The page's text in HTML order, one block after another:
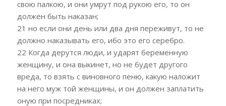
свою палкою, и они умрут под рукою его, то он
должен быть наказан;
21 но если они день или два дня переживут, то не
должно наказывать его, ибо это его серебро.
22 Когда дерутся люди, и ударят беременную
женщину, и она выкинет, но не будет другого
вреда, то взять с виновного пеню, какую наложит
на него муж той женщины, и он должен заплатить
оную при посредниках;